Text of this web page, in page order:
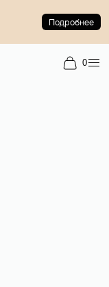
Подробнее
0